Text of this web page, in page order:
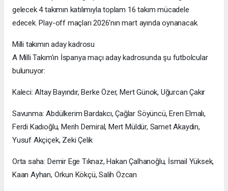
gelecek 4 takımın katılımıyla toplam 16 takım mücadele
edecek. Play-off maçları 2026'nın mart ayında oynanacak.
Milli takımın aday kadrosu
A Milli Takım'ın İspanya maçı aday kadrosunda şu futbolcular
bulunuyor:
Kaleci: Altay Bayındır, Berke Özer, Mert Günok, Uğurcan Çakır
Savunma: Abdülkerim Bardakcı, Çağlar Söyüncü, Eren Elmalı,
Ferdi Kadıoğlu, Merih Demiral, Mert Müldür, Samet Akaydin,
Yusuf Akçiçek, Zeki Çelik
Orta saha: Demir Ege Tıknaz, Hakan Çalhanoğlu, İsmail Yüksek,
Kaan Ayhan, Orkun Kökçü, Salih Özcan